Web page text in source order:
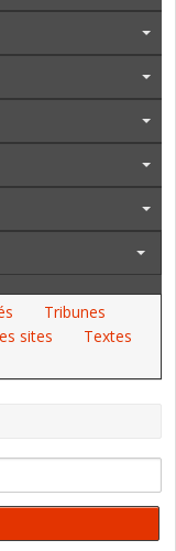
Tribunes
sites
Textes